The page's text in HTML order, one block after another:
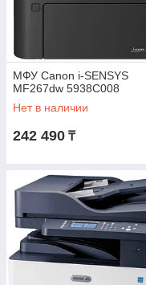
МФУ Canon i-SENSYS
MF267dw 5938C008
Нет в наличии
242 490 ₸